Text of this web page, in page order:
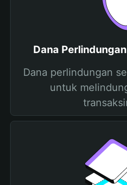
Dana
Dana perlindungan
untuk